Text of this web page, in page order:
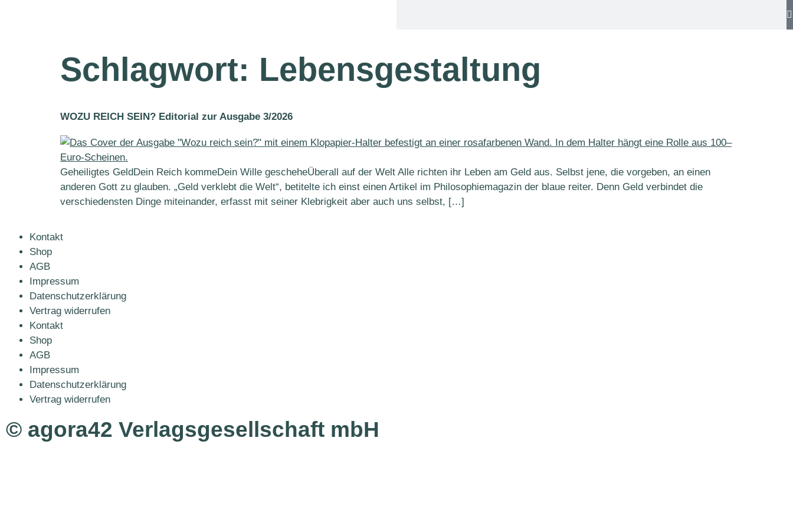
Schlagwort: Lebensgestaltung
WOZU REICH SEIN? Editorial zur Ausgabe 3/2026
Geheiligtes GeldDein Reich kommeDein Wille gescheheÜberall auf der Welt Alle richten ihr Leben am Geld aus. Selbst jene, die vorgeben, an einen
anderen Gott zu glauben. „Geld verklebt die Welt“, betitelte ich einst einen Artikel im Philosophiemagazin der blaue reiter. Denn Geld verbindet die
verschiedensten Dinge miteinander, erfasst mit seiner Klebrigkeit aber auch uns selbst, […]
Kontakt
Shop
AGB
Impressum
Datenschutzerklärung
Vertrag widerrufen
Kontakt
Shop
AGB
Impressum
Datenschutzerklärung
Vertrag widerrufen
© agora42 Verlagsgesellschaft mbH